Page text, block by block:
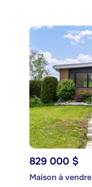
829 000 $
Maison à vendre